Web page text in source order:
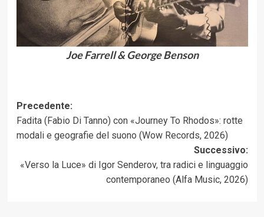
Joe Farrell & George Benson
Navigazione
articolo
Precedente:
Fadita (Fabio Di Tanno) con «Journey To Rhodos»: rotte
modali e geografie del suono (Wow Records, 2026)
Successivo:
«Verso la Luce» di Igor Senderov, tra radici e linguaggio
contemporaneo (Alfa Music, 2026)